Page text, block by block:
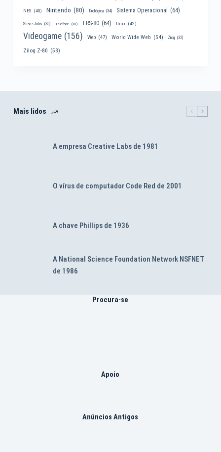
NES (40) Nintendo (80) Prológica (34) Sistema Operacional (64)
Steve Jobs (35) Telefone (30) TRS-80 (64) Unix (42)
Videogame (156) Web (47) World Wide Web (54) Zilog (32)
Zilog Z-80 (58)
Mais lidos
A empresa Creative Labs de 1981
O vírus de computador Code Red de 2001
A chave Phillips de 1936
A National Science Foundation Network NSFNET
de 1986
Procura-se
Apoio
Anúncios Antigos